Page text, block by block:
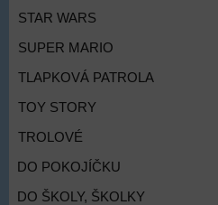
STAR WARS
SUPER MARIO
TLAPKOVÁ PATROLA
TOY STORY
TROLOVÉ
DO POKOJÍČKU
DO ŠKOLY, ŠKOLKY